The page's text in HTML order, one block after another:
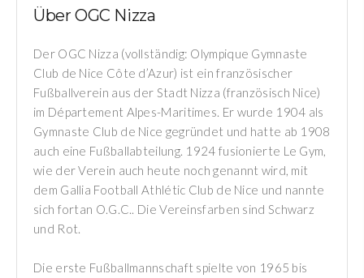
Über OGC Nizza
Der OGC Nizza (vollständig: Olympique Gymnaste
Club de Nice Côte d’Azur) ist ein französischer
Fußballverein aus der Stadt Nizza (französisch Nice)
im Département Alpes-Maritimes. Er wurde 1904 als
Gymnaste Club de Nice gegründet und hatte ab 1908
auch eine Fußballabteilung. 1924 fusionierte Le Gym,
wie der Verein auch heute noch genannt wird, mit
dem Gallia Football Athlétic Club de Nice und nannte
sich fortan O.G.C.. Die Vereinsfarben sind Schwarz
und Rot.
Die erste Fußballmannschaft spielte von 1965 bis